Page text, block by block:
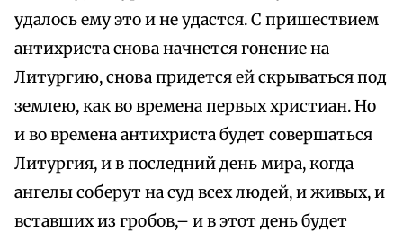
удалось ему это и не удастся. С пришествием
антихриста снова начнется гонение на
Литургию, снова придется ей скрываться под
землею, как во времена первых христиан. Но
и во времена антихриста будет совершаться
Литургия, и в последний день мира, когда
ангелы соберут на суд всех людей, и живых, и
вставших из гробов,– и в этот день будет